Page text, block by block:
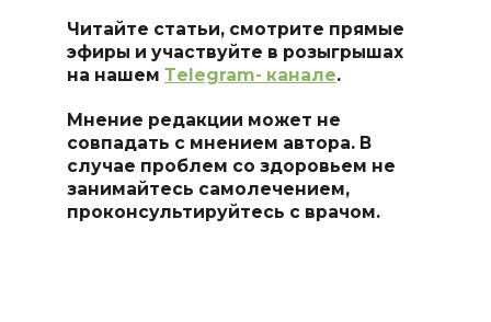
Читайте статьи, смотрите прямые
эфиры и участвуйте в розыгрышах
на нашем Тelegram- канале.
Мнение редакции может не
совпадать с мнением автора. В
случае проблем со здоровьем не
занимайтесь самолечением,
проконсультируйтесь с врачом.